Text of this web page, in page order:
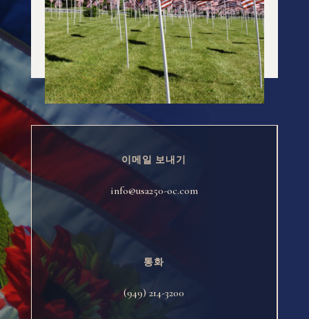
이메일 보내기
info@usa250-oc.com
통화
(949) 214-3200